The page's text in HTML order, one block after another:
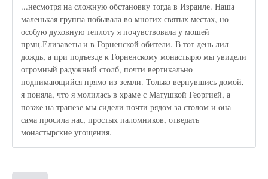
...несмотря на сложную обстановку тогда в Израиле. Наша
маленькая группа побывала во многих святых местах, но
особую духовную теплоту я почувствовала у мошей
прмц.Елизаветы и в Горненской обители. В тот день лил
дождь, а при подъезде к Горненскому монастырю мы увидели
огромный радужный столб, почти вертикально
поднимающийся прямо из земли. Только вернувшись домой,
я поняла, что я молилась в храме с Матушкой Георгией, а
позже на трапезе мы сидели почти рядом за столом и она
сама просила нас, простых паломников, отведать
монастырские угощения.